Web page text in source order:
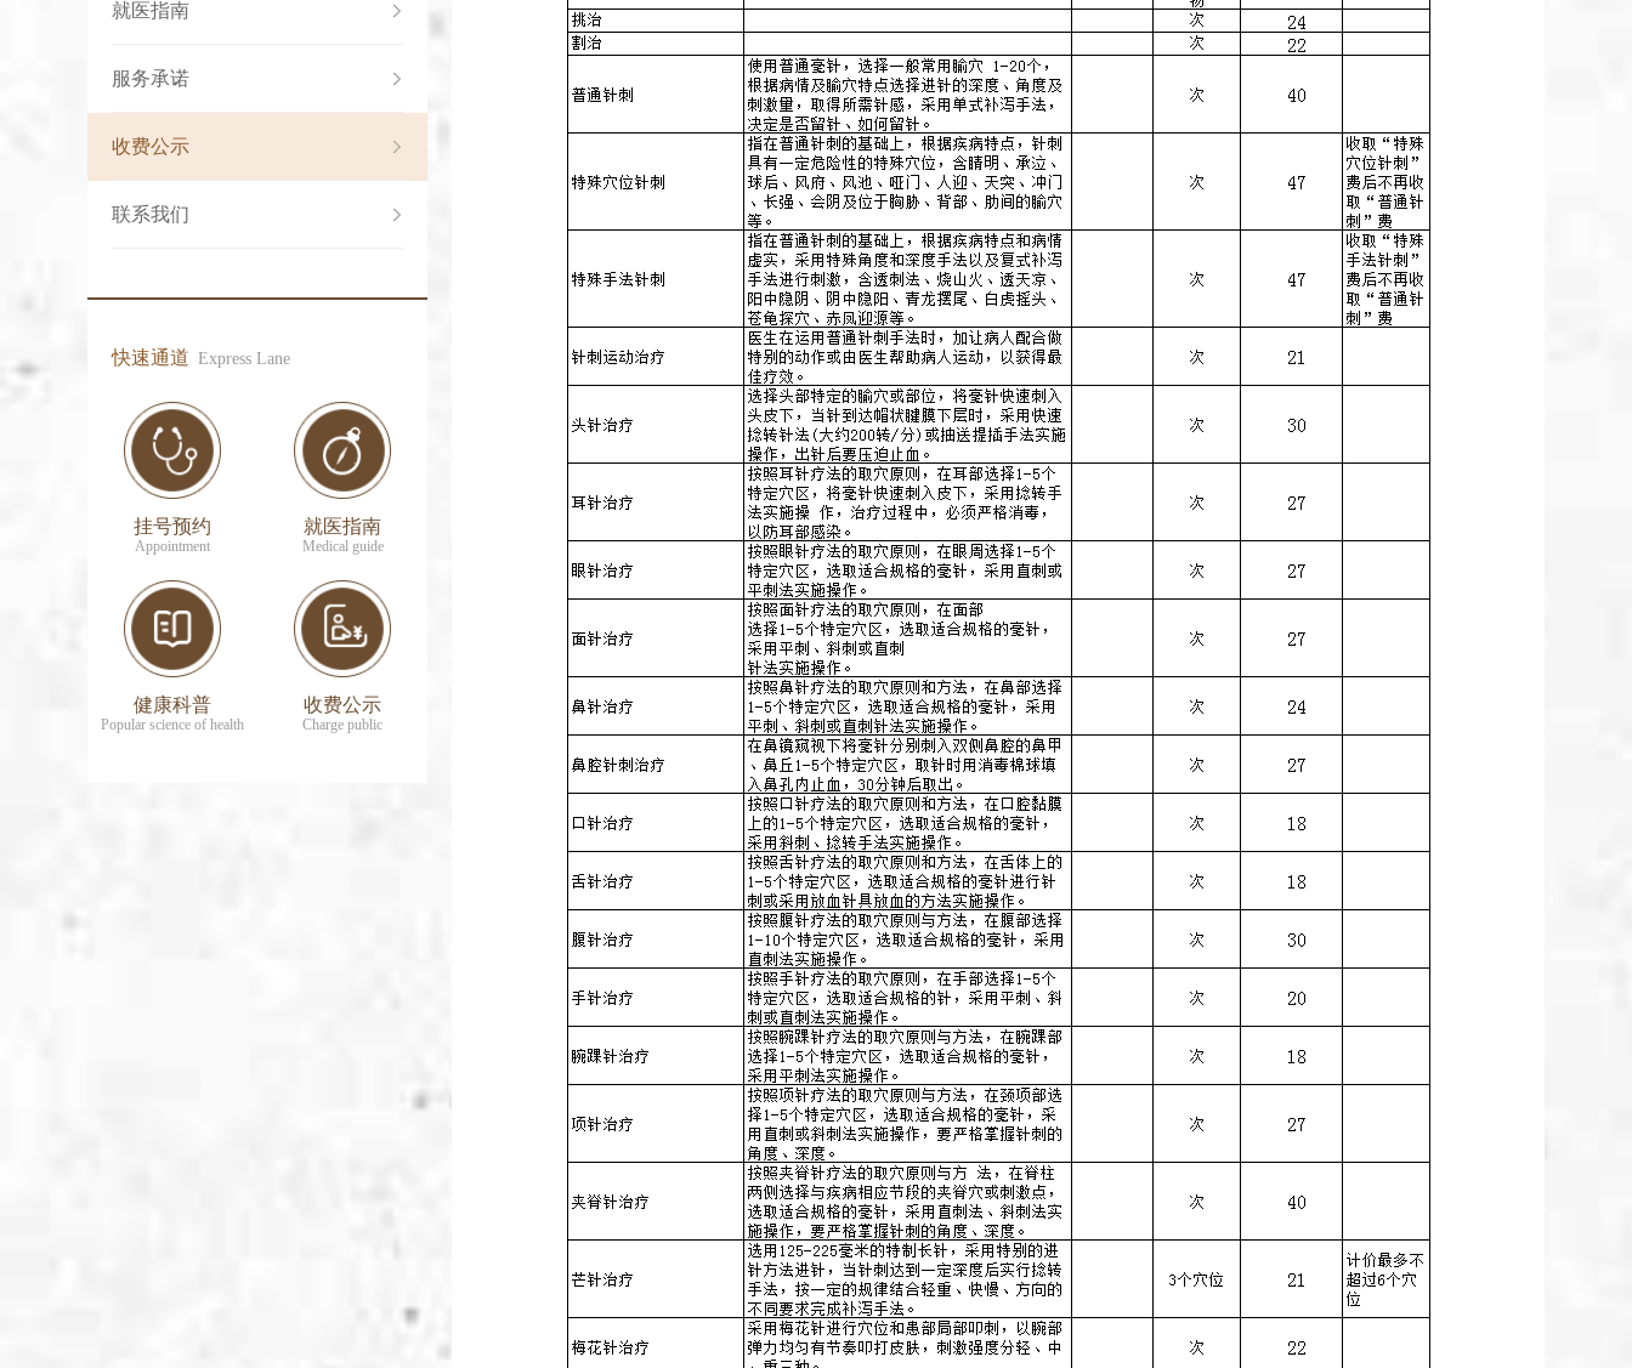
就医指南
服务承诺
收费公示
联系我们
快速通道 Express Lane
挂号预约
Appointment
就医指南
Medical guide
健康科普
Popular science of health
收费公示
Charge public